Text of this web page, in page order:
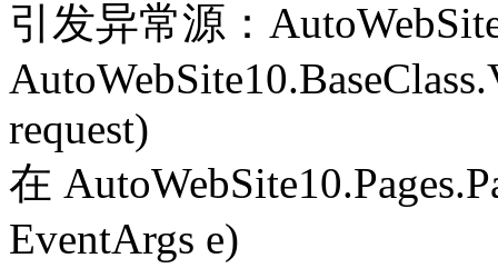
引发异常源：
request)
在
EventArgs e)